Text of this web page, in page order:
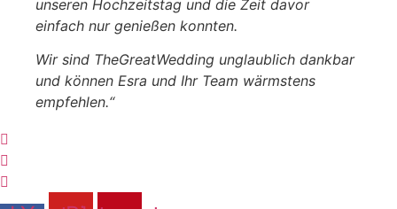
unseren Hochzeitstag und die Zeit davor
einfach nur genießen konnten.
Wir sind TheGreatWedding unglaublich dankbar
und können Esra und Ihr Team wärmstens
empfehlen.“